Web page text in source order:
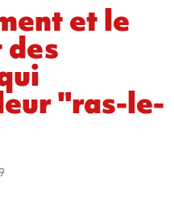
et le
des
"ras-le-